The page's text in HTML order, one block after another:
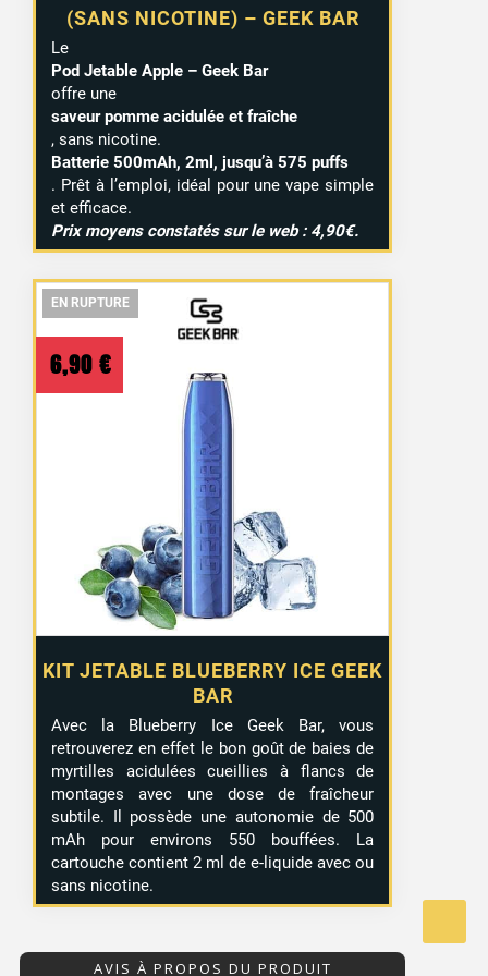
(SANS NICOTINE) – GEEK BAR
Le
Pod Jetable Apple – Geek Bar
offre une
saveur pomme acidulée et fraîche
, sans nicotine.
Batterie 500mAh, 2ml, jusqu’à 575 puffs
. Prêt à l’emploi, idéal pour une vape simple
et efficace.
Prix moyens constatés sur le web : 4,90€.
EN RUPTURE
EN RUPTURE
KIT JETABLE BLUEBERRY ICE GEEK
BAR
6,90 €
Avec la Blueberry Ice Geek Bar, vous
retrouverez en effet le bon goût de baies de
myrtilles acidulées cueillies à flancs de
montages avec une dose de fraîcheur
subtile. Il possède une autonomie de 500
mAh pour environs 550 bouffées. La
cartouche contient 2 ml de e-liquide avec ou
sans nicotine.
EN RUPTURE
AVIS À PROPOS DU PRODUIT